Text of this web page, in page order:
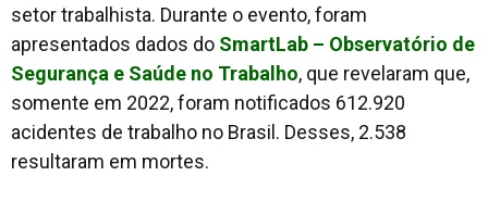
setor trabalhista. Durante o evento, foram
apresentados dados do SmartLab – Observatório de
Segurança e Saúde no Trabalho, que revelaram que,
somente em 2022, foram notificados 612.920
acidentes de trabalho no Brasil. Desses, 2.538
resultaram em mortes.